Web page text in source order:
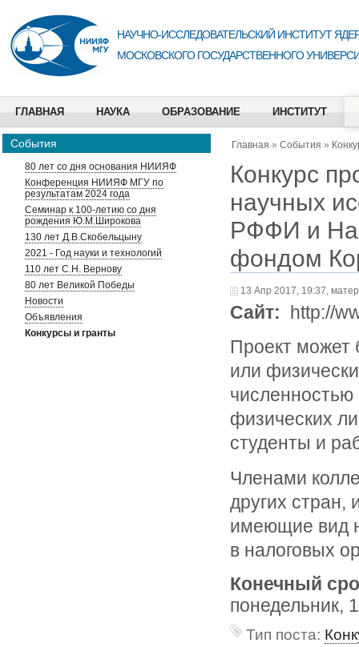
НАУЧНО-ИССЛЕДОВАТЕЛЬСКИЙ ИНСТИТУТ
МОСКОВСКОГО ГОСУДАРСТВЕННОГО
ГЛАВНАЯ НАУКА ОБРАЗОВАНИЕ ИНСТИТУТ
События
80 лет со дня основания НИИЯФ
Конференция НИИЯФ МГУ по
результатам 2024 года
Семинар к 100-летию со дня
рождения Ю.М.Широкова
130 лет Д.В.Скобельцыну
2021 - Год науки и технологий
110 лет С.Н. Вернову
80 лет Великой Победы
Новости
Объявления
Конкурсы и гранты
Главная » События »
Конкурс
научных
РФФИ и
фондом
13 Апр 2017, 19:37,
Сайт: http://
Проект может
или
численностью
физических
студенты и
Членами
других
имеющие вид
в налоговых
Конечный
понедельник,
Тип поста: